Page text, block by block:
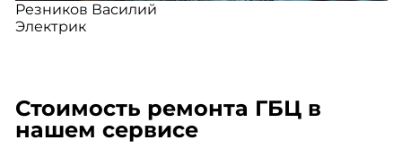
Резников Василий
Электрик
Стоимость ремонта ГБЦ в
нашем сервисе